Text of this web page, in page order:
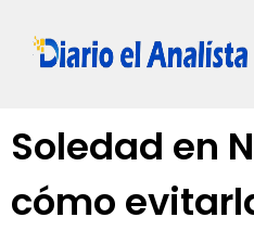
Soledad en
cómo